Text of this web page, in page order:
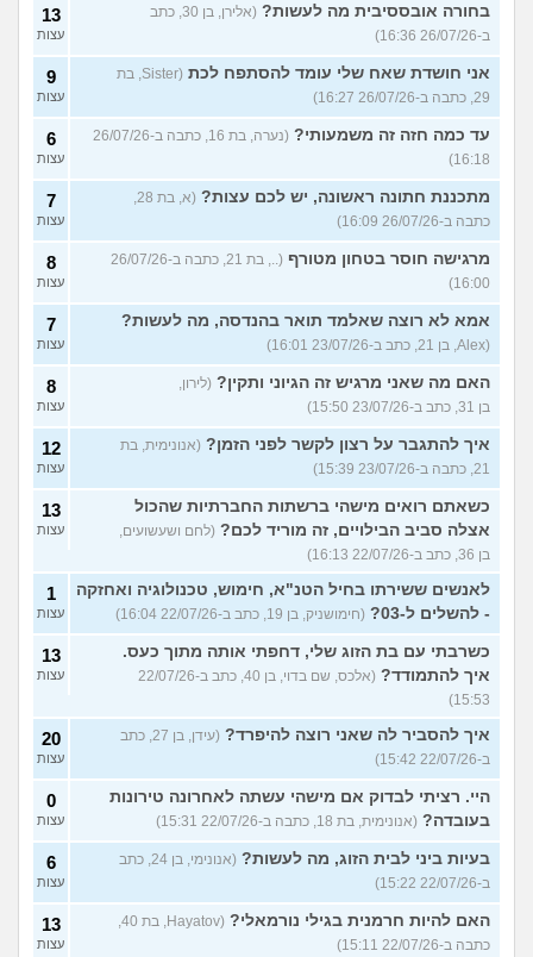
בחורה אובססיבית מה לעשות?
(אלירן, בן 30, כתב
ב-26/07/26 16:36)
13
עצות
אני חושדת שאח שלי עומד להסתפח לכת
(Sister, בת
29, כתבה ב-26/07/26 16:27)
9
עצות
עד כמה חזה זה משמעותי?
(נערה, בת 16, כתבה ב-26/07/26
16:18)
6
עצות
מתכננת חתונה ראשונה, יש לכם עצות?
כתבה ב-26/07/26 16:09)
7
עצות
מרגישה חוסר בטחון מטורף
(.., בת 21, כתבה ב-26/07/26
16:00)
8
עצות
אמא לא רוצה שאלמד תואר בהנדסה, מה לעשות?
(Alex, בן 21, כתב ב-23/07/26 16:01)
7
עצות
האם מה שאני מרגיש זה הגיוני ותקין? (לירון,
בן 31, כתב ב-23/07/26 15:50)
8
עצות
איך להתגבר על רצון לקשר לפני הזמן? (אנונימית, בת
21, כתבה ב-23/07/26 15:39)
12
עצות
כשאתם רואים מישהי ברשתות החברתיות שהכול
אצלה סביב הבילויים, זה מוריד לכם? (לחם ושעשועים,
בן 36, כתב ב-22/07/26 16:13)
13
עצות
לאנשים ששירתו בחיל הטנ"א, חימוש, טכנולוגיה ואחזקה
- להשלים ל-03?
(חימושניק, בן 19, כתב ב-22/07/26 16:04)
1
עצות
כשרבתי עם בת הזוג שלי, דחפתי אותה מתוך כעס.
איך להתמודד?
(אלכס, שם בדוי, בן 40, כתב ב-22/07/26
15:53)
13
עצות
איך להסביר לה שאני רוצה להיפרד?
(עידן, בן 27, כתב
ב-22/07/26 15:42)
20
עצות
היי. רציתי לבדוק אם מישהי עשתה לאחרונה טירונות
בעובדה? (אנונימית, בת 18, כתבה ב-22/07/26 15:31)
0
עצות
בעיות ביני לבית הזוג, מה לעשות?
(אנונימי, בן 24, כתב
ב-22/07/26 15:22)
6
עצות
האם להיות חרמנית בגילי נורמאלי?
כתבה ב-22/07/26 15:11)
13
עצות